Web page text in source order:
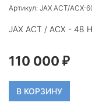
Артикул: JAX ACT/ACX-
JAX ACT / ACX - 48
110 000 ₽